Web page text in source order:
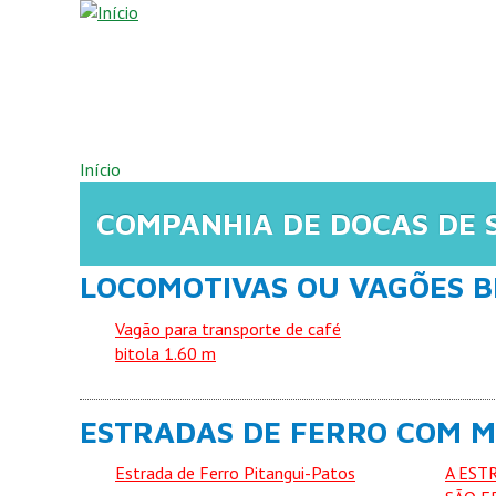
Pular para o conteúdo principal
VOCÊ ESTÁ AQUI
Início
COMPANHIA DE DOCAS DE
LOCOMOTIVAS OU VAGÕES
Vagão para transporte de café
bitola 1.60 m
ESTRADAS DE FERRO COM
Estrada de Ferro Pitangui-Patos
A